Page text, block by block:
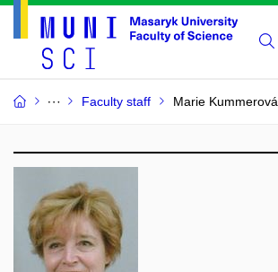
Faculty staff Marie Kummerová